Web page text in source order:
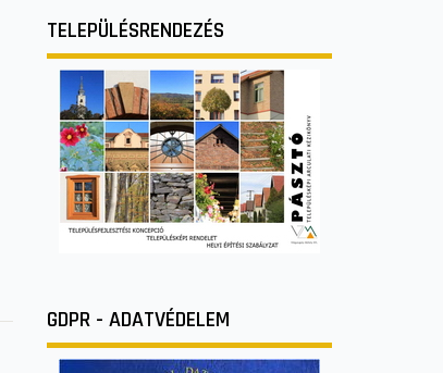
TELEPÜLÉSRENDEZÉS
GDPR - ADATVÉDELEM